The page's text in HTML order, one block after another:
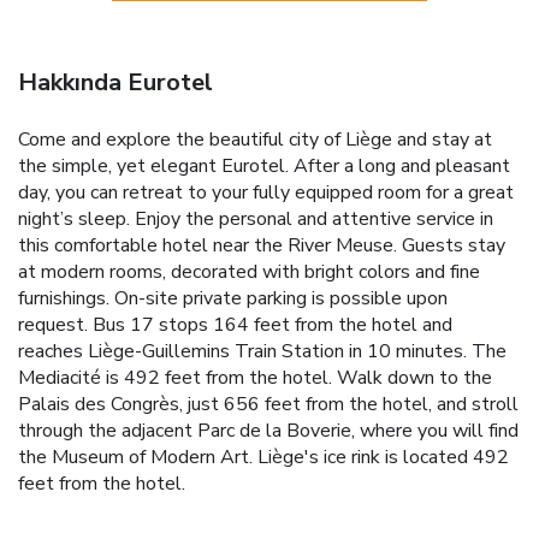
Hakkında Eurotel
Come and explore the beautiful city of Liège and stay at
the simple, yet elegant Eurotel. After a long and pleasant
day, you can retreat to your fully equipped room for a great
night’s sleep. Enjoy the personal and attentive service in
this comfortable hotel near the River Meuse. Guests stay
at modern rooms, decorated with bright colors and fine
furnishings. On-site private parking is possible upon
request. Bus 17 stops 164 feet from the hotel and
reaches Liège-Guillemins Train Station in 10 minutes. The
Mediacité is 492 feet from the hotel. Walk down to the
Palais des Congrès, just 656 feet from the hotel, and stroll
through the adjacent Parc de la Boverie, where you will find
the Museum of Modern Art. Liège's ice rink is located 492
feet from the hotel.